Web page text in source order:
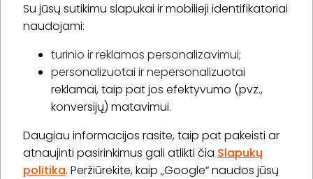
Su jūsų sutikimu slapukai ir mobilieji identifikatoriai
naudojami:
turinio ir reklamos personalizavimui;
personalizuotai ir nepersonalizuotai
reklamai, taip pat jos efektyvumo (pvz.,
konversijų) matavimui.
Daugiau informacijos rasite, taip pat pakeisti ar
atnaujinti pasirinkimus gali atlikti čia Slapukų
politika. Peržiūrėkite, kaip „Google“ naudos jūsų
Prenumeruoti
Apie „BookitNow“
Informacija
„GERA DOVANA“ GRUPĖ